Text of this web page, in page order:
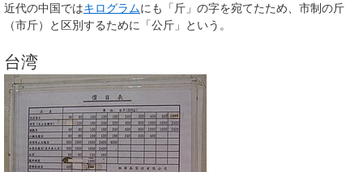
近代の中国ではキログラムにも「斤」の字を宛てたため、市制の斤
（市斤）と区別するために「公斤」という。
台湾